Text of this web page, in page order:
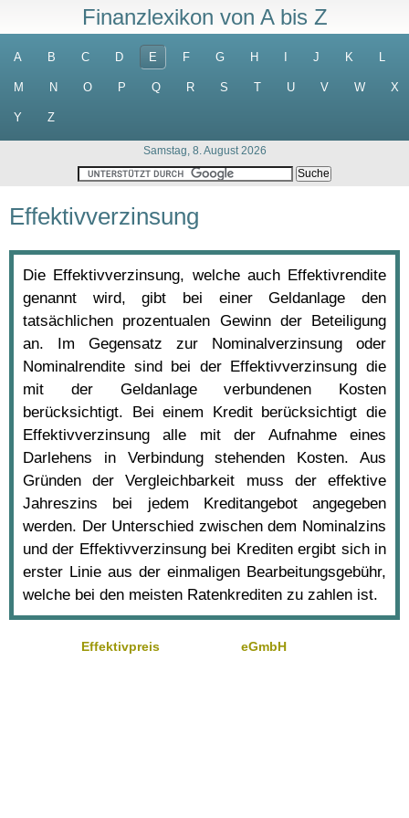
Finanzlexikon von A bis Z
A B C D E F G H J K L
M N O P Q R S T U V W X
Y Z
Samstag, 8. August 2026
Effektivverzinsung
Die Effektivverzinsung, welche auch Effektivrendite
genannt wird, gibt bei einer Geldanlage den
tatsächlichen prozentualen Gewinn der Beteiligung
an. Im Gegensatz zur Nominalverzinsung oder
Nominalrendite sind bei der Effektivverzinsung die
mit der Geldanlage verbundenen Kosten
berücksichtigt. Bei einem Kredit berücksichtigt die
Effektivverzinsung alle mit der Aufnahme eines
Darlehens in Verbindung stehenden Kosten. Aus
Gründen der Vergleichbarkeit muss der effektive
Jahreszins bei jedem Kreditangebot angegeben
werden. Der Unterschied zwischen dem Nominalzins
und der Effektivverzinsung bei Krediten ergibt sich in
erster Linie aus der einmaligen Bearbeitungsgebühr,
welche bei den meisten Ratenkrediten zu zahlen ist.
Effektivpreis eGmbH